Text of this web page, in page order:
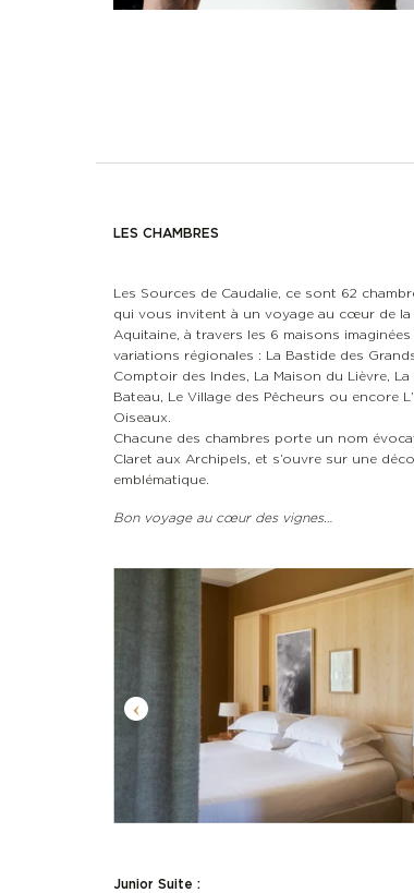
LES CHAMBRES
Les Sources de Caudalie, ce sont 62
qui vous invitent à un voyage au cœur de la
Aquitaine, à travers les 6 maisons imaginées
variations régionales : La Bastide des
Comptoir des Indes, La Maison du Lièvre, La
Bateau, Le Village des Pêcheurs ou encore
Oiseaux.
Chacune des chambres porte un nom
Claret aux Archipels, et s’ouvre sur une
emblématique.
Bon voyage au cœur des vignes…
Junior Suite :